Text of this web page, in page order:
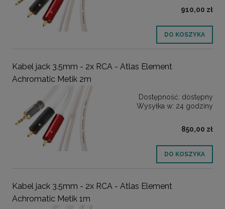
910,00 zł
DO KOSZYKA
Kabel jack 3.5mm - 2x RCA - Atlas Element
Achromatic Metik 2m
Dostępność: dostępny
Wysyłka w: 24 godziny
850,00 zł
DO KOSZYKA
Kabel jack 3.5mm - 2x RCA - Atlas Element
Achromatic Metik 1m